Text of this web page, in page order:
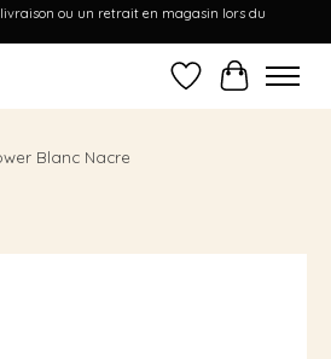
livraison ou un retrait en magasin lors du
Liste dePanier
Blanc Nacre